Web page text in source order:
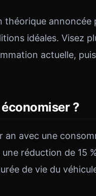
annoncée
idéales. Visez
actuelle,
?
avec une
réduction de 15
de vie du